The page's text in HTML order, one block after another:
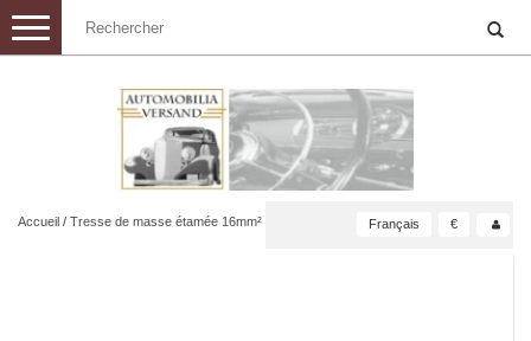
Toggle
navigation
Accueil / Tresse de masse étamée 16mm² Français €